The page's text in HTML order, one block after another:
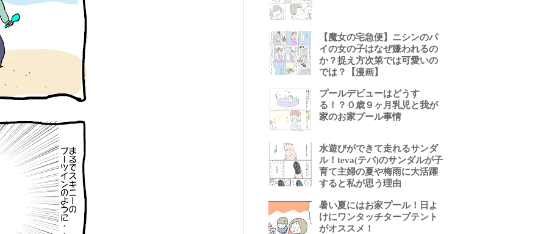
【魔女の宅急便】ニシンのパ
イの女の子はなぜ嫌われるの
か？捉え方次第では可愛いの
では？【漫画】
プールデビューはどうす
る！？０歳９ヶ月乳児と我が
家のお家プール事情
水遊びができて走れるサンダ
ル！teva(テバ)のサンダルが子
育て主婦の夏や梅雨に大活躍
すると私が思う理由
暑い夏にはお家プール！日よ
けにワンタッチタープテント
がオススメ！